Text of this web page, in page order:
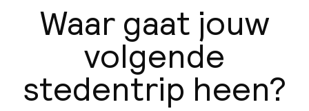
Waar gaat jouw
volgende
stedentrip heen?